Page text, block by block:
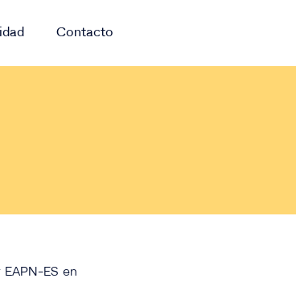
Contacto
ES en